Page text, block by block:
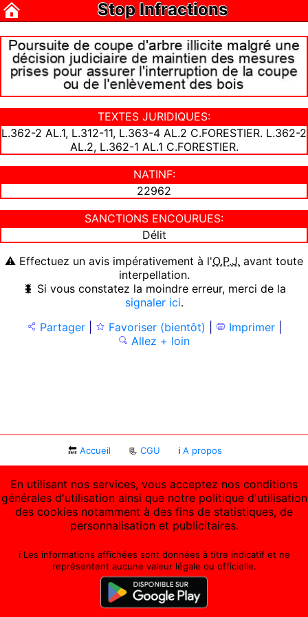
Stop Infractions
TEXTES JURIDIQUES:
L.362-2 AL.1, L.312-11, L.363-4 AL.2 C.FORESTIER. L.362-2
AL.2, L.362-1 AL.1 C.FORESTIER.
NATINF:
22962
SANCTIONS ENCOURUES:
Délit
⚠ Effectuez un avis impérativement à l'O.P.J. avant toute
interpellation.
🐛 Si vous constatez la moindre erreur, merci de la
signaler ici.
Partager| Favoriser (bientôt) Imprimer|
Allez + loin
🔙 Accueil 📃 CGU ℹ A propos
En utilisant nos services, vous acceptez nos conditions
générales d'utilisation ainsi que notre politique d'utilisation
des cookies notamment à des fins de statistiques, de
personnalisation et publicitaires.
ℹ️ Les informations affichées sont données à titre indicatif et ne
représentent aucune valeur légale ou officielle.